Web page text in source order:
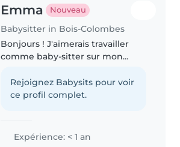
Emma Nouveau
Babysitter in Bois-Colombes
Bonjours ! J'aimerais travailler
comme baby-sitter sur mon
seconde au lycée Montalembert.
Je pratique la danse depuis que
Rejoignez Babysits pour voir
ce profil complet.
Expérience: < 1 an